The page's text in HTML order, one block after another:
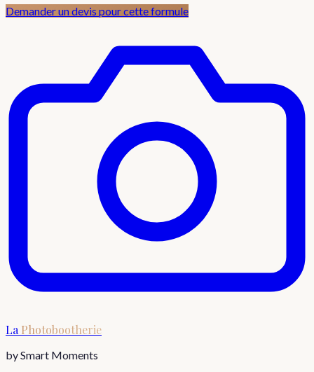
Demander un devis pour cette formule
LaPhotobootherie
by Smart Moments